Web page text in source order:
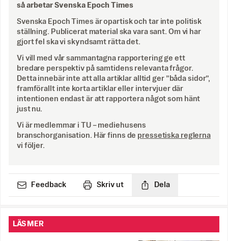
så arbetar Svenska Epoch Times
Svenska Epoch Times är opartisk och tar inte politisk
ställning. Publicerat material ska vara sant. Om vi har
gjort fel ska vi skyndsamt rätta det.
Vi vill med vår sammantagna rapportering ge ett
bredare perspektiv på samtidens relevanta frågor.
Detta innebär inte att alla artiklar alltid ger ”båda sidor”,
framförallt inte korta artiklar eller intervjuer där
intentionen endast är att rapportera något som hänt
just nu.
Vi är medlemmar i TU – mediehusens
branschorganisation. Här finns de pressetiska reglerna
vi följer.
Feedback Skriv ut Dela
LÄS MER